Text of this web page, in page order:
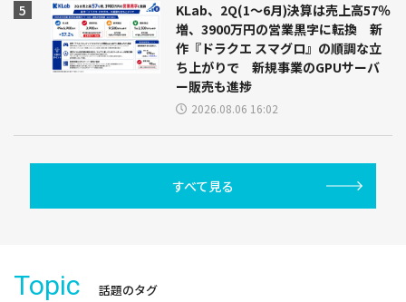
KLab、2Q(1～6月)決算は売上高57％
増、3900万円の営業黒字に転換 新
作『ドラクエ スマグロ』の順調な立
ち上がりで 新規事業のGPUサーバ
ー販売も進捗
2026.08.06 16:02
すべて見る
Topic 話題のタグ